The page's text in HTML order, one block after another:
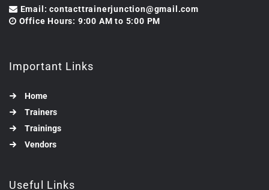
Email: contacttrainerjunction@gmail.com
Office Hours: 9:00 AM to 5:00 PM
Important Links
Home
Trainers
Trainings
Vendors
Useful Links